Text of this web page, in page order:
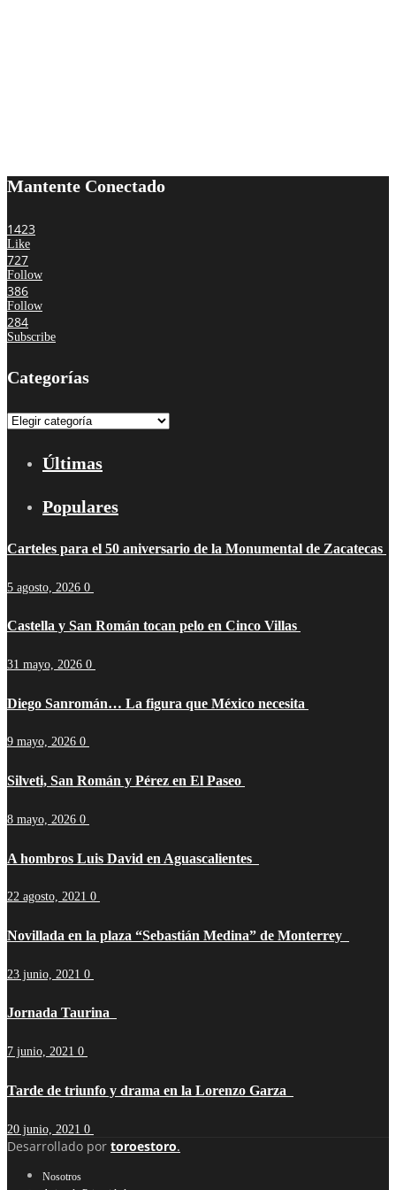
Mantente Conectado
1423
Like
727
Follow
386
Follow
284
Subscribe
Categorías
Categorías
Últimas
Populares
Carteles para el 50 aniversario de la Monumental de Zacatecas
5 agosto, 2026 0
Castella y San Román tocan pelo en Cinco Villas
31 mayo, 2026 0
Diego Sanromán… La figura que México necesita
9 mayo, 2026 0
Silveti, San Román y Pérez en El Paseo
8 mayo, 2026 0
A hombros Luis David en Aguascalientes
22 agosto, 2021 0
Novillada en la plaza “Sebastián Medina” de Monterrey
23 junio, 2021 0
Jornada Taurina
7 junio, 2021 0
Tarde de triunfo y drama en la Lorenzo Garza
20 junio, 2021 0
Desarrollado por toroestoro.
Nosotros